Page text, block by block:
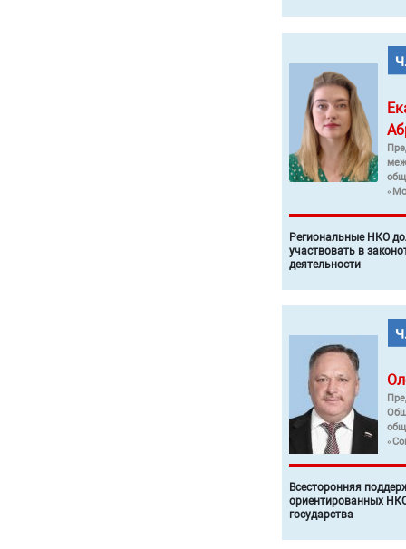
Региональные НКО
участвовать в
деятельности
Всесторонняя
ориентированных
государства